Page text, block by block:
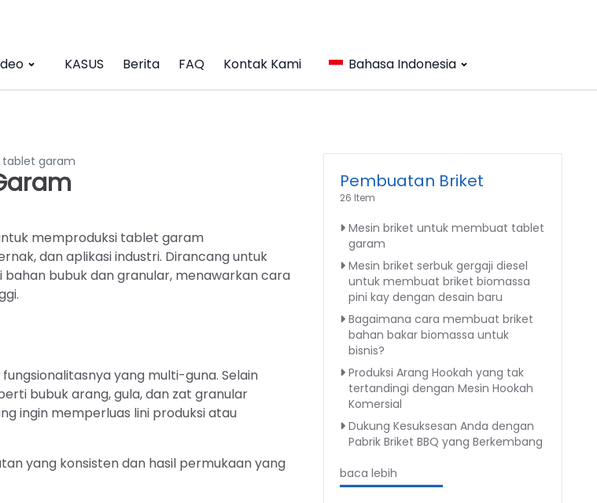
KASUS Berita FAQ Kontak Kami Bahasa Indonesia
garam
memproduksi tablet garam
dan aplikasi industri. Dirancang untuk
bubuk dan granular, menawarkan cara
yang multi-guna. Selain
bubuk arang, gula, dan zat granular
ingin memperluas lini produksi atau
yang konsisten dan hasil permukaan yang
Pembuatan Briket
26 Item
Mesin briket untuk membuat tablet
garam
Mesin briket serbuk gergaji diesel
untuk membuat briket biomassa
pini kay dengan desain baru
Bagaimana cara membuat briket
bahan bakar biomassa untuk
bisnis?
Produksi Arang Hookah yang tak
tertandingi dengan Mesin Hookah
Komersial
Dukung Kesuksesan Anda dengan
Pabrik Briket BBQ yang Berkembang
baca lebih